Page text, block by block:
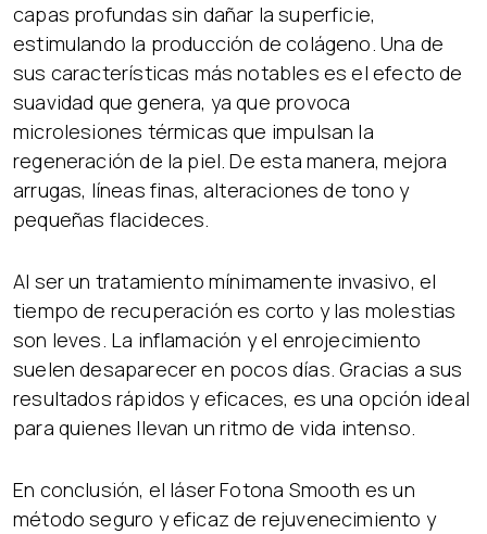
capas profundas sin dañar la superficie,
estimulando la producción de colágeno. Una de
sus características más notables es el efecto de
suavidad que genera, ya que provoca
microlesiones térmicas que impulsan la
regeneración de la piel. De esta manera, mejora
arrugas, líneas finas, alteraciones de tono y
pequeñas flacideces.
Al ser un tratamiento mínimamente invasivo, el
tiempo de recuperación es corto y las molestias
son leves. La inflamación y el enrojecimiento
suelen desaparecer en pocos días. Gracias a sus
resultados rápidos y eficaces, es una opción ideal
para quienes llevan un ritmo de vida intenso.
En conclusión, el láser Fotona Smooth es un
método seguro y eficaz de rejuvenecimiento y